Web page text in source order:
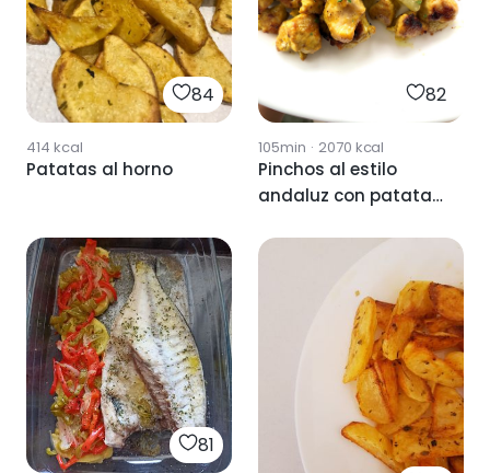
84
414 kcal
Patatas al horno
82
105min · 2070 kcal
Pinchos al estilo
andaluz con patatas
81